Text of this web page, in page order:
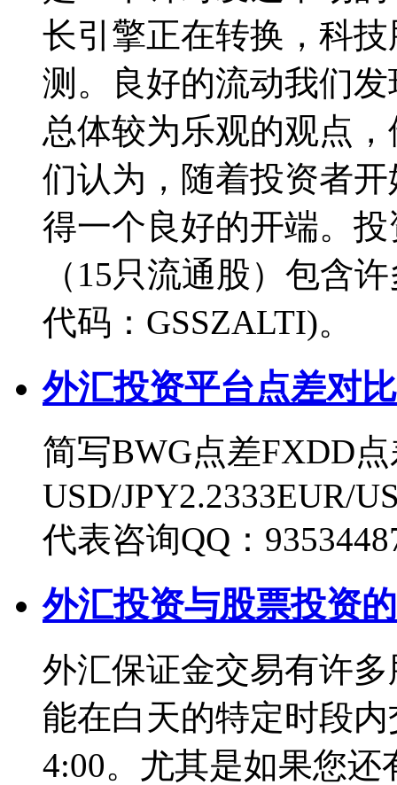
长引擎正在转换，科
测。良好的流动我们
总体较为乐观的观点
们认为，随着投资者
得一个良好的开端。
（15只流通股）包含
代码：GSSZALTI)。
外汇投资平台点差对比
简写BWG点差FXDD
USD/JPY2.2333EUR/
代表咨询QQ：
外汇投资与股票投资
外汇保证金交易有许
能在白天的特定时段
4:00。尤其是如果您